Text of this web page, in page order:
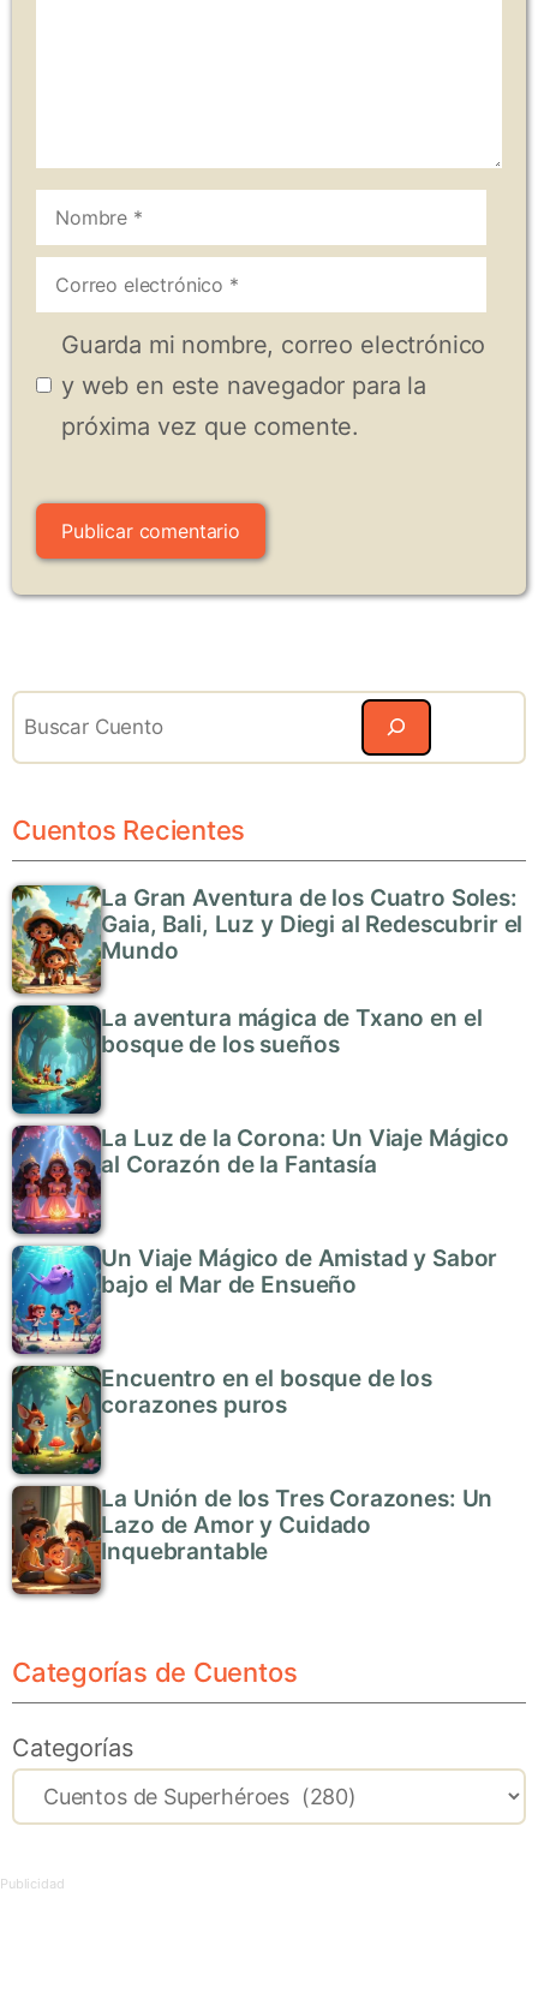
Nombre
Correo
electrónico
Guarda mi nombre, correo electrónico
y web en este navegador para la
próxima vez que comente.
Cuentos Recientes
La Gran Aventura de los Cuatro Soles:
Gaia, Bali, Luz y Diegi al Redescubrir el
Mundo
La aventura mágica de Txano en el
bosque de los sueños
La Luz de la Corona: Un Viaje Mágico
al Corazón de la Fantasía
Un Viaje Mágico de Amistad y Sabor
bajo el Mar de Ensueño
Encuentro en el bosque de los
corazones puros
La Unión de los Tres Corazones: Un
Lazo de Amor y Cuidado
Inquebrantable
Categorías de Cuentos
Categorías